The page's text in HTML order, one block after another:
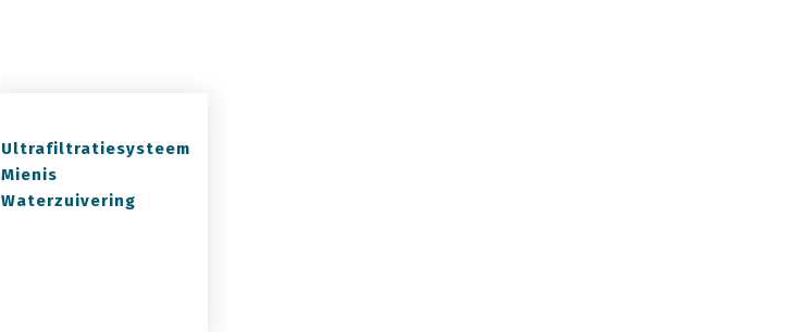
Ultrafiltratiesysteem
Mienis
Waterzuivering